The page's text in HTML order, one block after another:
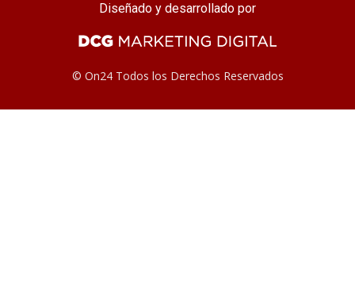
Diseñado y desarrollado por
© On24 Todos los Derechos Reservados